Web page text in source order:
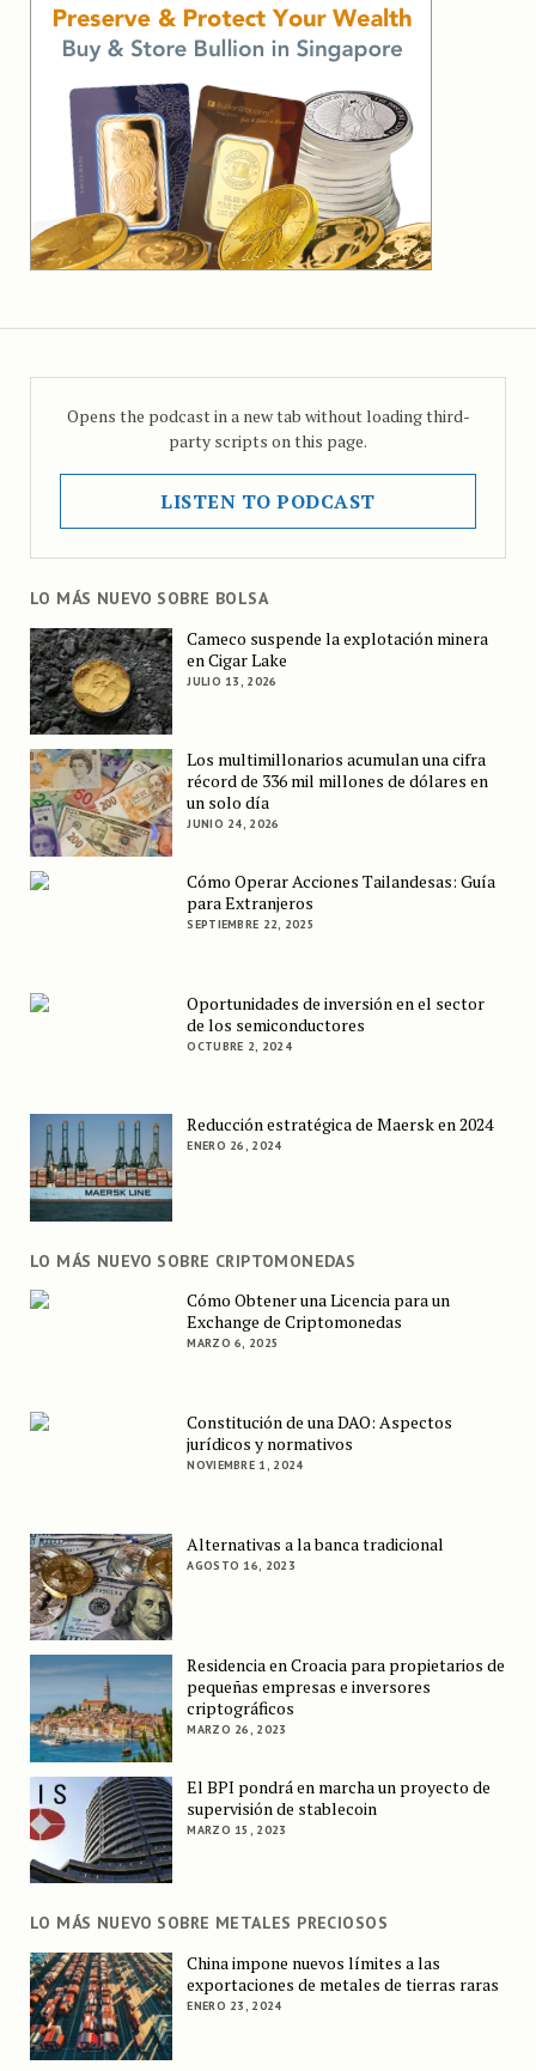
Opens the podcast in a new tab without loading third-
party scripts on this page.
LISTEN TO PODCAST
LO MÁS NUEVO SOBRE BOLSA
Cameco suspende la explotación minera
en Cigar Lake
JULIO 13, 2026
Los multimillonarios acumulan una cifra
récord de 336 mil millones de dólares en
un solo día
JUNIO 24, 2026
Cómo Operar Acciones Tailandesas: Guía
para Extranjeros
SEPTIEMBRE 22, 2025
Oportunidades de inversión en el sector
de los semiconductores
OCTUBRE 2, 2024
Reducción estratégica de Maersk en 2024
ENERO 26, 2024
LO MÁS NUEVO SOBRE CRIPTOMONEDAS
Cómo Obtener una Licencia para un
Exchange de Criptomonedas
MARZO 6, 2025
Constitución de una DAO: Aspectos
jurídicos y normativos
NOVIEMBRE 1, 2024
Alternativas a la banca tradicional
AGOSTO 16, 2023
Residencia en Croacia para propietarios de
pequeñas empresas e inversores
criptográficos
MARZO 26, 2023
El BPI pondrá en marcha un proyecto de
supervisión de stablecoin
MARZO 15, 2023
LO MÁS NUEVO SOBRE METALES PRECIOSOS
China impone nuevos límites a las
exportaciones de metales de tierras raras
ENERO 23, 2024